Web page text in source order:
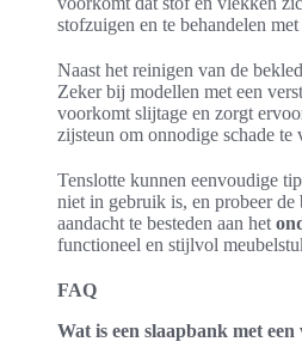
stofzuigen en te behandelen
Naast het reinigen van de
Zeker bij modellen met een
voorkomt slijtage en zorgt
zijsteun om onnodige schade te
Tenslotte kunnen eenvoudige
niet in gebruik is, en probeer
aandacht te besteden aan het
functioneel en stijlvol
FAQ
Wat is een slaapbank met